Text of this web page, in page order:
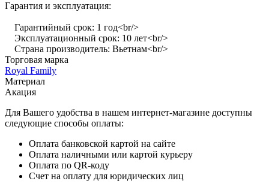
Гарантия и эксплуатация:
Гарантийный срок: 1 год<br/>
Эксплуатационный срок: 10 лет<br/>
Страна производитель: Вьетнам<br/>
Торговая марка
Royal Family
Материал
Акация
Для Вашего удобства в нашем интернет-магазине доступны
следующие способы оплаты:
Оплата банковской картой на сайте
Оплата наличными или картой курьеру
Оплата по QR-коду
Счет на оплату для юридических лиц